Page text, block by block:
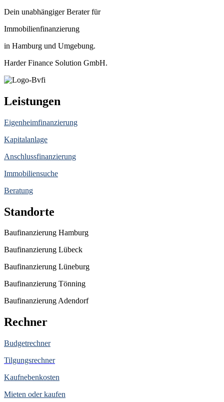
Dein unabhängiger Berater für
Immobilienfinanzierung
in Hamburg und Umgebung.
Harder Finance Solution GmbH.
Leistungen
Eigenheimfinanzierung
Kapitalanlage
Anschlussfinanzierung
Immobiliensuche
Beratung
Standorte
Baufinanzierung Hamburg
Baufinanzierung Lübeck
Baufinanzierung Lüneburg
Baufinanzierung Tönning
Baufinanzierung Adendorf
Rechner
Budgetrechner
Tilgungsrechner
Kaufnebenkosten
Mieten oder kaufen